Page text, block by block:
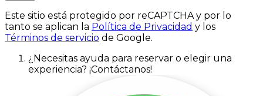
Este sitio está protegido por reCAPTCHA y por lo
tanto se aplican la Política de Privacidad y los
Términos de servicio de Google.
¿Necesitas ayuda para reservar o elegir una
experiencia? ¡Contáctanos!